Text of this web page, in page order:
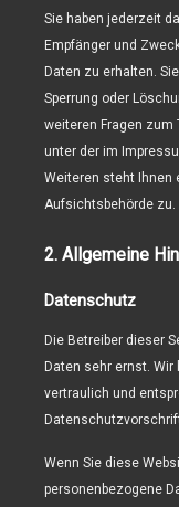
Sie haben jederzeit
Empfänger und
Daten zu erhalten.
Sperrung oder
weiteren Fragen
unter der im
Weiteren steht Ihnen
Aufsichtsbehörde zu.
2. Allgemeine
Datenschutz
Die Betreiber dieser
Daten sehr ernst.
vertraulich und
Wenn Sie diese
personenbezogene